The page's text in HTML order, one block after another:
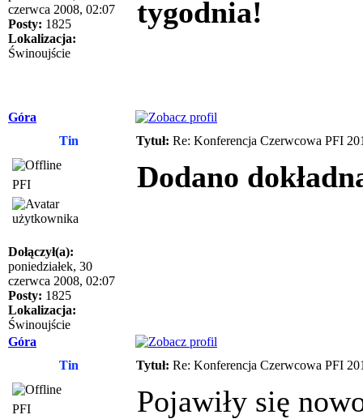
czerwca 2008, 02:07
Posty: 1825
Lokalizacja:
Świnoujście
tygodnia!
Góra
Tin
Tytuł: Re: Konferencja Czerwcowa PFI
PFI
Dołączył(a):
poniedziałek, 30
czerwca 2008, 02:07
Posty: 1825
Lokalizacja:
Świnoujście
Dodano
Góra
Tin
Tytuł: Re: Konferencja Czerwcowa PFI
PFI Pojawiły się